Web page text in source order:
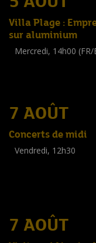
Villa Plage :
sur aluminium
Mercredi, 14h00 (FR/
7 AOÛT
Concerts de midi
Vendredi, 12h30
7 AOÛT